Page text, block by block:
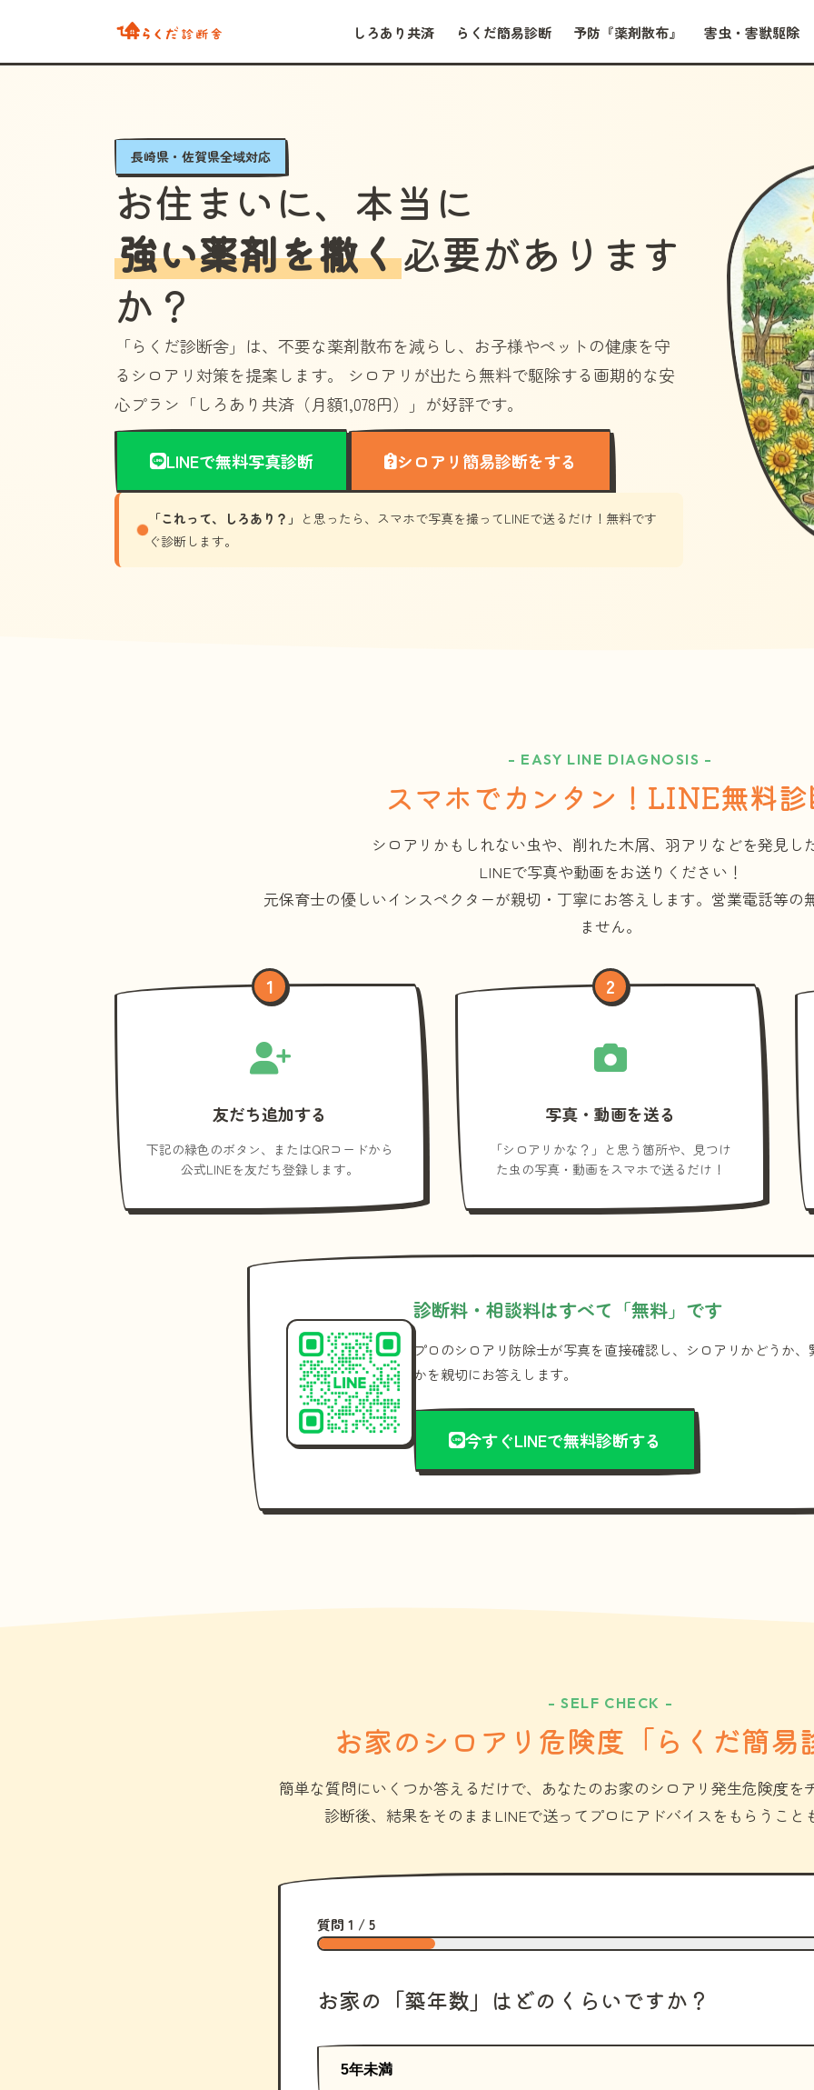
しろあり共済 らくだ簡易診断 予防『薬剤散布』 害虫・害獣駆除
長崎県・佐賀県全域対応
お住まいに、本当に
強い薬剤を撒く必要があります
か？
「らくだ診断舎」 は、不要な薬剤散布を減らし、お子様やペットの健康を守
るシロアリ対策を提案します。 シロアリが出たら無料で駆除する画期的な安
心プラン 「しろあり共済（月額1,078円）」 が好評です。
LINEで無料写真診断 シロアリ簡易診断をする
「これって、しろあり？」 と思ったら、スマホで写真を撮ってLINEで送るだけ！無料です
ぐ診断します。
- EASY LINE DIAGNOSIS -
スマホでカンタン！LINE無料
シロアリかもしれない虫や、削れた木屑、羽アリなどを発見し
LINEで写真や動画をお送りください！
元保育士の優しいインスペクターが親切・丁寧にお答えします。 営業電話等の
ません。
1
友だち追加する
下記の緑色のボタン、またはQRコードから
公式LINEを友だち登録します。
2
写真・動画を送る
「シロアリかな？」と思う箇所や、見つけ
た虫の写真・動画をスマホで送るだけ！
診断料・相談料はすべて「無料」です
プロのシロアリ防除士が写真を直接確認し、シロアリかどうか
かを親切にお答えします。
今すぐLINEで無料診断する
- SELF CHECK -
お家のシロアリ危険度「らくだ簡易
簡単な質問にいくつか答えるだけで、あなたのお家のシロアリ発生危険度を
診断後、結果をそのままLINEで送ってプロにアドバイスをもらうこと
質問 1 / 5
お家の「築年数」はどのくらいですか？
5年未満